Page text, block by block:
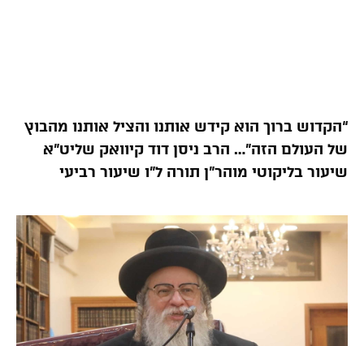
“הקדוש ברוך הוא קידש אותנו והציל אותנו מהבוץ
של העולם הזה”… הרב ניסן דוד קיוואק שליט”א
שיעור בליקוטי מוהר”ן תורה ל”ו שיעור רביעי